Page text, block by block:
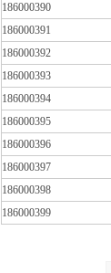
186000390
186000391
186000392
186000393
186000394
186000395
186000396
186000397
186000398
186000399